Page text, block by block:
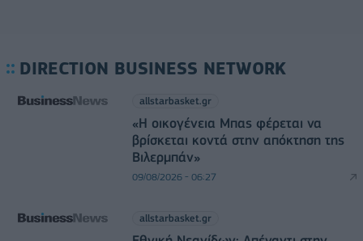
DIRECTION BUSINESS NETWORK
allstarbasket.gr
«Η οικογένεια Μπας φέρεται να
βρίσκεται κοντά στην απόκτηση της
Βιλερμπάν»
09/08/2026 - 06:27
allstarbasket.gr